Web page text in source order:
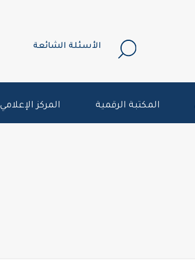
الأسئلة الشائعة
المكتبة الرقمية المركز الإعلامي